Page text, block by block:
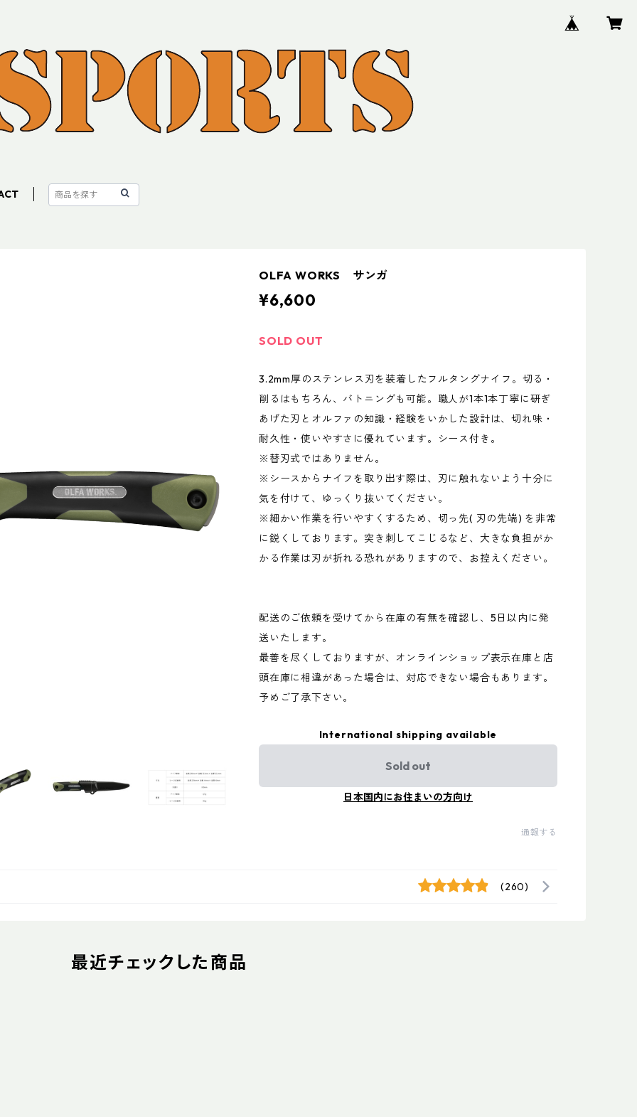
OLFA WORKS サンガ
¥6,600
SOLD OUT
3.2mm厚のステンレス刃を装着したフルタングナイフ。切る・
削るはもちろん、バトニングも可能。職人が1本1本丁寧に研ぎ
あげた刃とオルファの知識・経験をいかした設計は、切れ味・
耐久性・使いやすさに優れています。シース付き。
※替刃式ではありません。
※シースからナイフを取り出す際は、刃に触れないよう十分に
気を付けて、ゆっくり抜いてください。
※細かい作業を行いやすくするため、切っ先( 刃の先端) を非常
に鋭くしております。突き刺してこじるなど、大きな負担がか
かる作業は刃が折れる恐れがありますので、お控えください。
配送のご依頼を受けてから在庫の有無を確認し、5日以内に発
送いたします。
最善を尽くしておりますが、オンラインショップ表示在庫と店
頭在庫に相違があった場合は、対応できない場合もあります。
予めご了承下さい。
International shipping available
Sold out
日本国内にお住まいの方向け
通報する
(260)
最近チェックした商品